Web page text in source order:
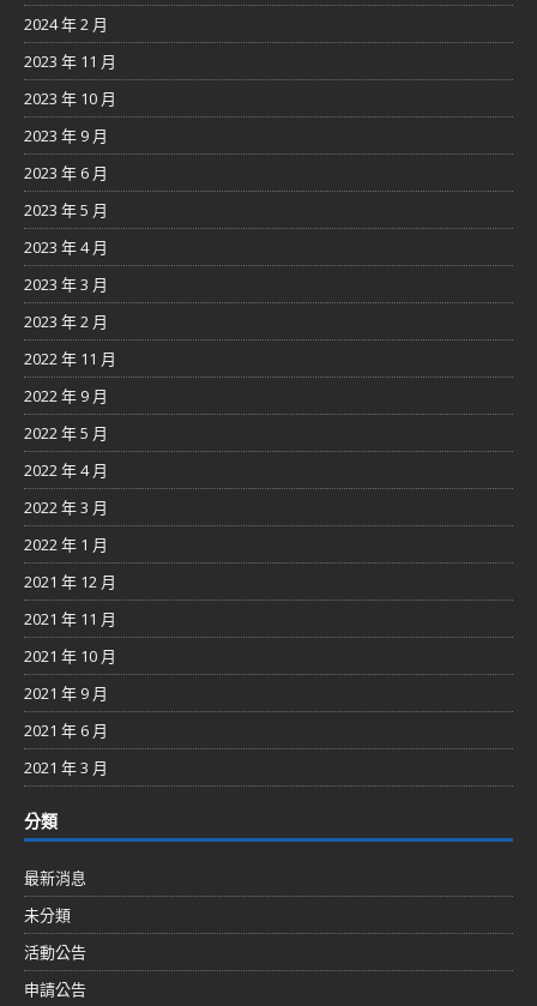
2024 年 2 月
2023 年 11 月
2023 年 10 月
2023 年 9 月
2023 年 6 月
2023 年 5 月
2023 年 4 月
2023 年 3 月
2023 年 2 月
2022 年 11 月
2022 年 9 月
2022 年 5 月
2022 年 4 月
2022 年 3 月
2022 年 1 月
2021 年 12 月
2021 年 11 月
2021 年 10 月
2021 年 9 月
2021 年 6 月
2021 年 3 月
分類
最新消息
未分類
活動公告
申請公告